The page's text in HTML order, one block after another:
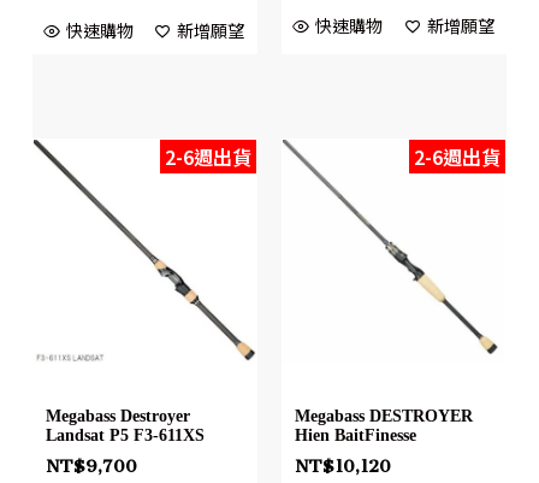
快速購物 新增願望 快速購物 新增願望
2-6週出貨
Megabass Destroyer
Landsat P5 F3-611XS
NT$9,700
2-6週出貨
Megabass DESTROYER
Hien BaitFinesse
NT$10,120